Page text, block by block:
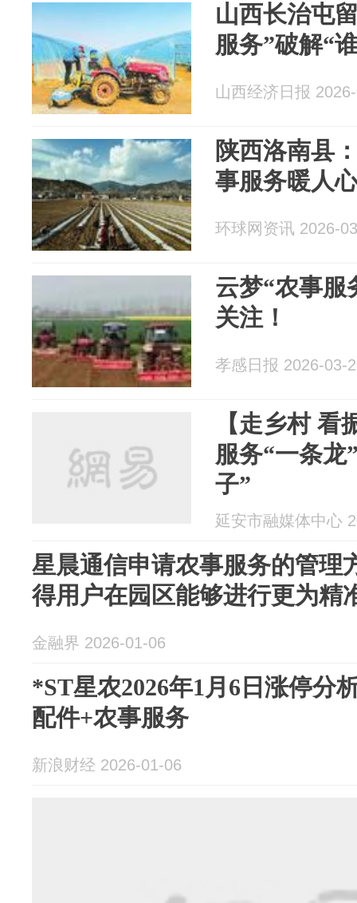
山西长治屯
服务”破解“
山西经济日报
陕西洛南县
事服务暖人
环球网资讯 2026-
云梦“农事服
关注！
孝感日报 2026-03-
【走乡村
服务“一条
子”
延安市融媒体中心
星晨通信申请农事服务的管理
得用户在园区能够进行更为精
金融界 2026-01-06
*ST星农2026年1月6日涨停分
配件+农事服务
新浪财经 2026-01-06